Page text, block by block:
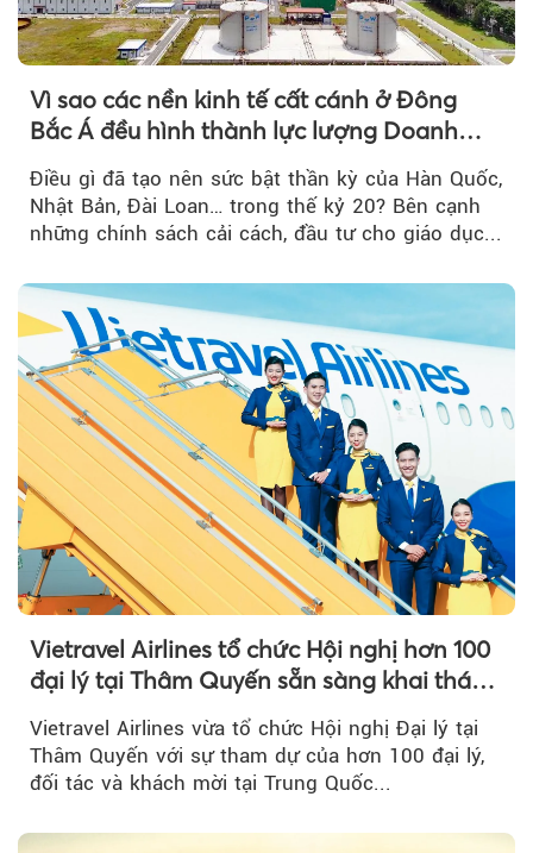
Vì sao các nền kinh tế cất cánh ở Đông
Bắc Á đều hình thành lực lượng Doanh
Điều gì đã tạo nên sức bật thần kỳ của Hàn Quốc,
Nhật Bản, Đài Loan… trong thế kỷ 20? Bên cạnh
những chính sách cải cách, đầu tư cho giáo dục...
Vietravel Airlines tổ chức Hội nghị hơn 100
đại lý tại Thâm Quyến sẵn sàng khai thác
đường bay thẳng TP.HCM - Thâm Quyến
Vietravel Airlines vừa tổ chức Hội nghị Đại lý tại
Thâm Quyến với sự tham dự của hơn 100 đại lý,
đối tác và khách mời tại Trung Quốc...